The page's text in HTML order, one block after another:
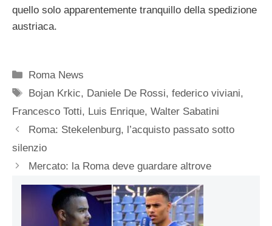
quello solo apparentemente tranquillo della spedizione
austriaca.
Categorie
Roma News
Tag
Bojan Krkic, Daniele De Rossi,federico viviani,
Francesco Totti, Luis Enrique, Walter Sabatini
Roma: Stekelenburg, l’acquisto passato sotto
silenzio
Mercato: la Roma deve guardare altrove